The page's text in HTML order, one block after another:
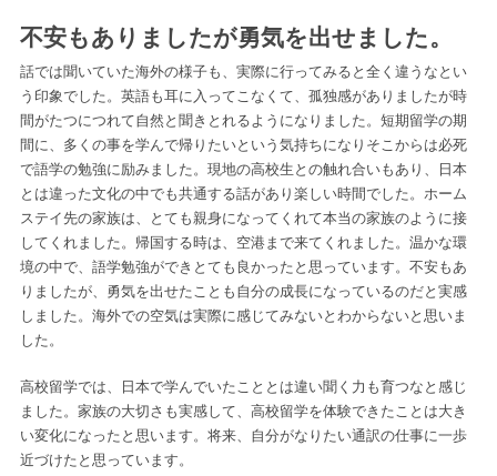
不安もありましたが勇気を出せました。
話では聞いていた海外の様子も、実際に行ってみると全く違うなとい
う印象でした。英語も耳に入ってこなくて、孤独感がありましたが時
間がたつにつれて自然と聞きとれるようになりました。短期留学の期
間に、多くの事を学んで帰りたいという気持ちになりそこからは必死
で語学の勉強に励みました。現地の高校生との触れ合いもあり、日本
とは違った文化の中でも共通する話があり楽しい時間でした。ホーム
ステイ先の家族は、とても親身になってくれて本当の家族のように接
してくれました。帰国する時は、空港まで来てくれました。温かな環
境の中で、語学勉強ができとても良かったと思っています。不安もあ
りましたが、勇気を出せたことも自分の成長になっているのだと実感
しました。海外での空気は実際に感じてみないとわからないと思いま
した。
高校留学では、日本で学んでいたこととは違い聞く力も育つなと感じ
ました。家族の大切さも実感して、高校留学を体験できたことは大き
い変化になったと思います。将来、自分がなりたい通訳の仕事に一歩
近づけたと思っています。